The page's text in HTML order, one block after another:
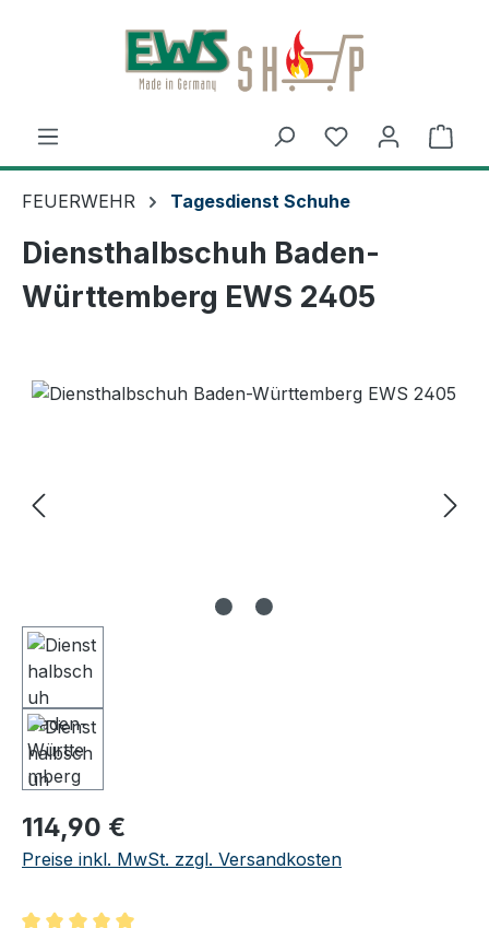
Zum Hauptinhalt springen
FEUERWEHR Tagesdienst Schuhe
Diensthalbschuh Baden-
Württemberg EWS 2405
Regulärer Preis:
114,90 €
Preise inkl. MwSt. zzgl. Versandkosten